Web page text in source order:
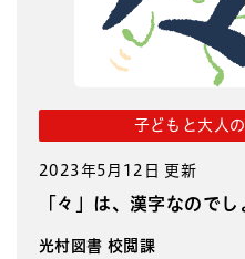
子どもと大人
2023年5月12日 更新
「々」は、漢字なのでし
光村図書 校閲課